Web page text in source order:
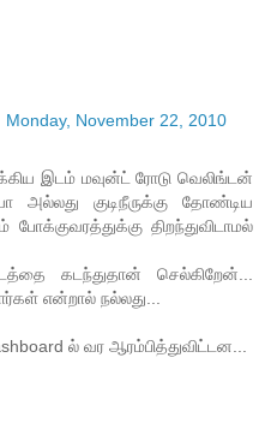
Monday, November 22, 2010
இடம் மவுன்ட் ரோடு வெலிங்டன்
அல்லது குடிநீருக்கு தோண்டிய
போக்குவரத்துக்கு திறந்துவிடாமல்
கடந்துதான் செல்கிறேன்...
என்றால் நல்லது...
ல் வர ஆரம்பித்துவிட்டன...